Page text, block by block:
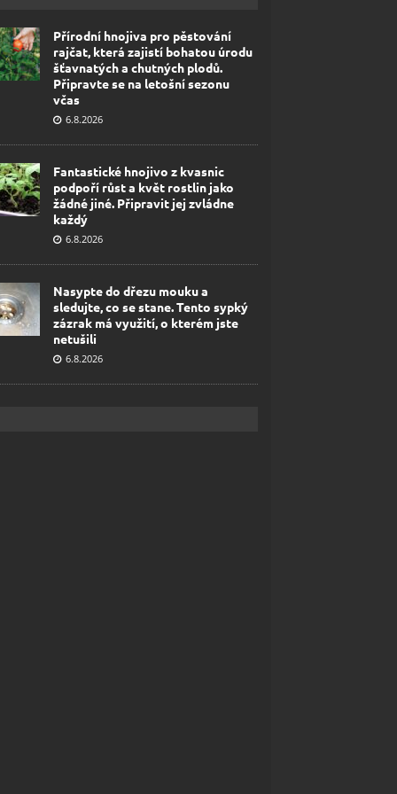
Přírodní hnojiva pro pěstování
rajčat, která zajistí bohatou úrodu
šťavnatých a chutných plodů.
Připravte se na letošní sezonu
včas
6.8.2026
Fantastické hnojivo z kvasnic
podpoří růst a květ rostlin jako
žádné jiné. Připravit jej zvládne
každý
6.8.2026
Nasypte do dřezu mouku a
sledujte, co se stane. Tento sypký
zázrak má využití, o kterém jste
netušili
6.8.2026